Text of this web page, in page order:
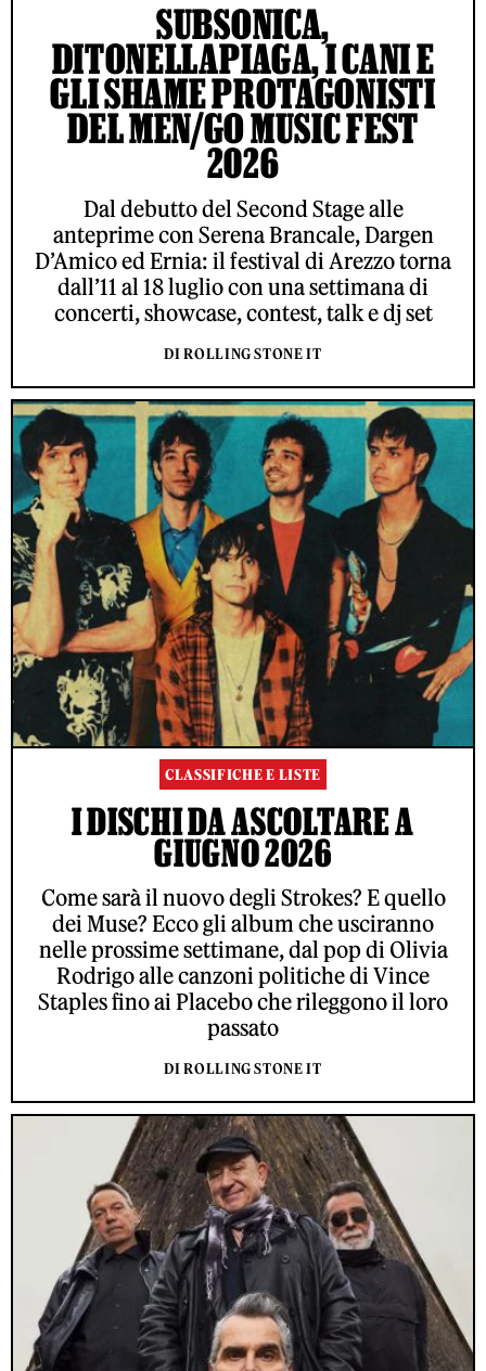
SUBSONICA,
DITONELLAPIAGA, I CANI E
GLI SHAME PROTAGONISTI
DEL MEN/GO MUSIC FEST
2026
Dal debutto del Second Stage alle
anteprime con Serena Brancale, Dargen
D’Amico ed Ernia: il festival di Arezzo torna
dall’11 al 18 luglio con una settimana di
concerti, showcase, contest, talk e dj set
DI ROLLING STONE IT
CLASSIFICHE E LISTE
I DISCHI DA ASCOLTARE A
GIUGNO 2026
Come sarà il nuovo degli Strokes? E quello
dei Muse? Ecco gli album che usciranno
nelle prossime settimane, dal pop di Olivia
Rodrigo alle canzoni politiche di Vince
Staples fino ai Placebo che rileggono il loro
passato
DI ROLLING STONE IT